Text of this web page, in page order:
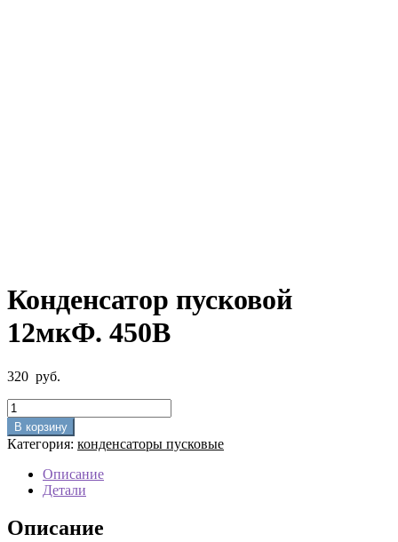
Конденсатор пусковой
12мкФ. 450В
320 руб.
Количество
товара
Конденсатор
пусковой
12мкФ.
450В
В корзину
Категория: конденсаторы пусковые
Описание
Детали
Описание